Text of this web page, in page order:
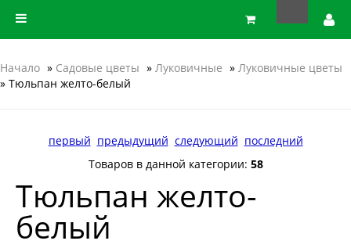
Начало » Садовые цветы » Луковичные » Луковичные цветы
» Тюльпан желто-белый
первый предыдущий следующий последний
Товаров в данной категории: 58
Тюльпан желто-
белый